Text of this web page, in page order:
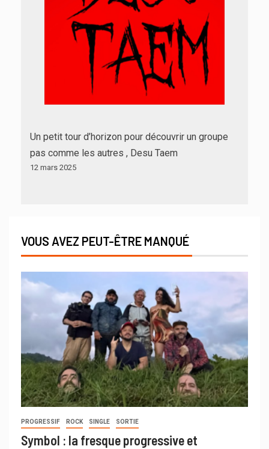
Un petit tour d’horizon pour découvrir un groupe
pas comme les autres , Desu Taem
12 mars 2025
VOUS AVEZ PEUT-ÊTRE MANQUÉ
PROGRESSIF ROCK SINGLE SORTIE
Symbol : la fresque progressive et